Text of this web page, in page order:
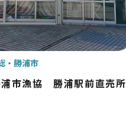
房総市漁協 勝浦駅前直売所
勝浦市